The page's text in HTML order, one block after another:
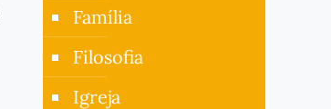
Família
Filosofia
Igreja